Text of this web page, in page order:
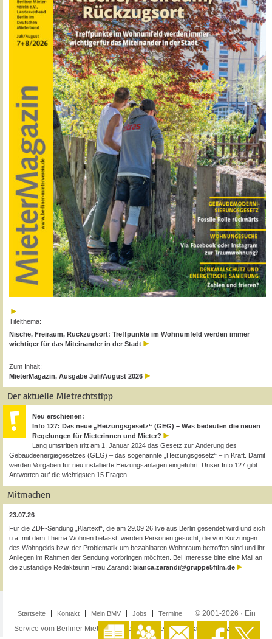
Titelthema:
Nische, Freiraum, Rückzugsort: Treffpunkte im Wohnumfeld werden immer
wichtiger für das Miteinander in der Stadt
Zum Inhalt:
MieterMagazin, Ausgabe Juli/August 2026
Der aktuelle Mietrechtstipp
Neu erschienen:
Info 127: Das neue „Heizungsgesetz“ (GEG) – Was bedeuten die neuen
Regelungen für Mieterinnen und Mieter?
Lang umstritten tritt am 1. Januar 2024 das Gesetz zur Änderung des
Gebäudeenergiegesetzes (GEG) – das sogenannte „Heizungsgesetz“ – in Kraft. Damit
werden Vorgaben für neu installierte Heizungsanlagen eingeführt. Unser Info 127 gibt
Antworten auf die wichtigsten 15 Fragen.
Mitmachen
23.07.26
Für die ZDF-Sendung „Klartext“, die am 29.09.26 live aus Berlin gesendet wird und sich
u.a. mit dem Thema Wohnen befasst, werden Personen gesucht, die von Kürzungen
des Wohngelds bzw. der Problematik um bezahlbaren Wohnraum betroffen sind und ihr
Anliegen im Rahmen der Sendung vorbringen möchten. Bei Interesse bitte eine Mail an
die zuständige Redakteurin Frau Zarandi: bianca.zarandi@gruppe5film.de
Startseite Kontakt Mein BMV Jobs Termine
© 2001-2026 · Ein
Service vom Berliner Mieterverein e.V. ·Impressum·Datenschutzerklärung